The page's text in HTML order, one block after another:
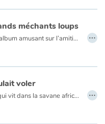
méchants loups
Jean Leroy signe ici un album amusant sur l’amitié et sur ce qui nous fait peur (ou non), mettant en scène d’un côté, une petite fille qui a tout vu, et de l’autre, un grand méchant loup qui n’effraie plus personne. Au texte amusant et plein de sensibilité, qui multiplie les clins d’œil au Petit Chaperon rouge, se greffent les illustrations vives et spontanées d’Olivier Dutto. …
voler
Kenjo, petit autruchon qui vit dans la savane africaine avec sa famille rêve de voler. Mais une autruche, cela ne vole pas…
…